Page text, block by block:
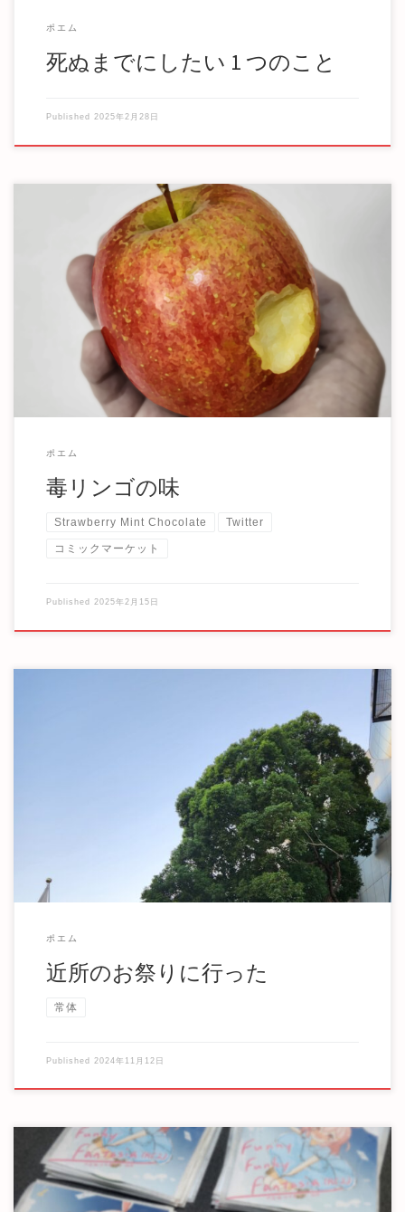
ポエム
死ぬまでにしたい 1 つのこと
Published 2025年2月28日
毒リンゴの味 夢の中では、その子は可愛い顔をしていた。
新学期が始まり、新しい友達が出来た。 その子 […]
ポエム
毒リンゴの味
Strawberry Mint Chocolate Twitter
コミックマーケット
Published 2025年2月15日
近所のお祭りに行った 近所でお祭りがある日だったので、
家を出たついでにちょっとだけ様子を見てきた。そ […]
ポエム
近所のお祭りに行った
常体
Published 2024年11月12日